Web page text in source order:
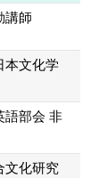
講師
本文化学
語部会 非
文化研究